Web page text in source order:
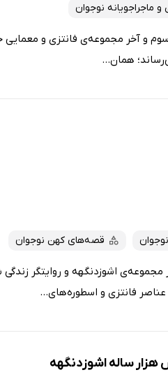
ماجراجویانه نوجوان
و آخر مجموعه‌ی فانتزی و
همان...
قصه‌های کهن نوجوان
اشوزدنگهه و روایتگر
فانتزی و اسطوره‌های...
ساله اشوزدنگهه